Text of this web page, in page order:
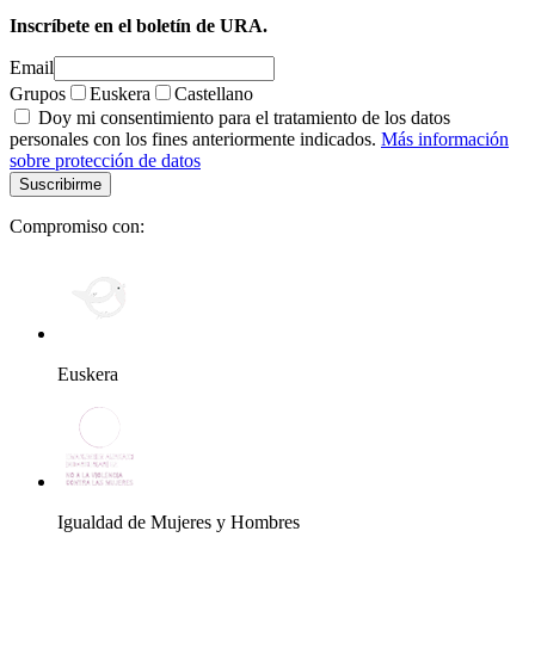
Inscríbete en el boletín de URA.
Email
Grupos
Euskera
Castellano
Doy mi consentimiento para el tratamiento de los datos
personales con los fines anteriormente indicados. Más información
sobre protección de datos
Compromiso con:
Euskera
Igualdad de Mujeres y Hombres